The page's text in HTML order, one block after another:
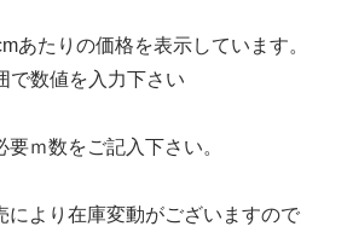
あたりの価格を表示しています。
で数値を入力下さい
ｍ数をご記入下さい。
より在庫変動がございますので